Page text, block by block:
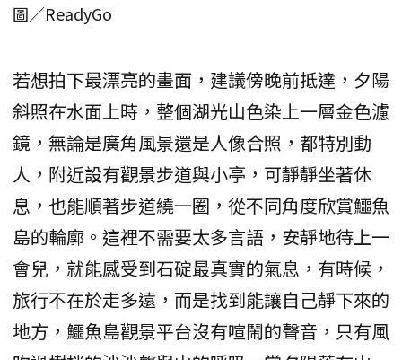
圖／ReadyGo
若想拍下最漂亮的畫面，建議傍晚前抵達，夕陽
斜照在水面上時，整個湖光山色染上一層金色濾
鏡，無論是廣角風景還是人像合照，都特別動
人，附近設有觀景步道與小亭，可靜靜坐著休
息，也能順著步道繞一圈，從不同角度欣賞鱷魚
島的輪廓。這裡不需要太多言語，安靜地待上一
會兒，就能感受到石碇最真實的氣息，有時候，
旅行不在於走多遠，而是找到能讓自己靜下來的
地方，鱷魚島觀景平台沒有喧鬧的聲音，只有風